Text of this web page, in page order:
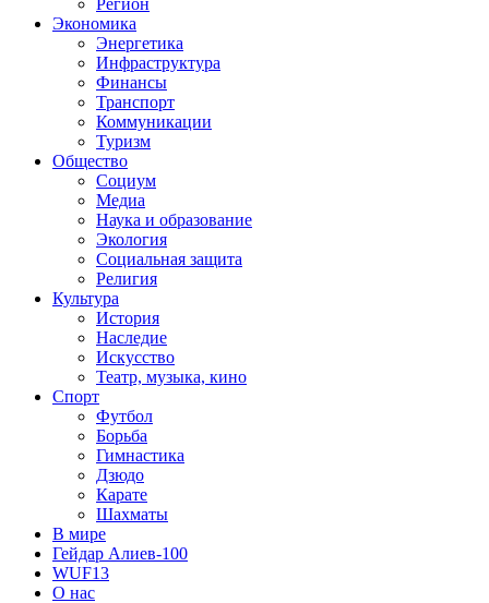
Регион
Экономика
Энергетика
Инфраструктура
Финансы
Транспорт
Коммуникации
Туризм
Общество
Социум
Медиа
Наука и образование
Экология
Социальная защита
Религия
Культура
История
Наследие
Искусство
Театр, музыка, кино
Спорт
Футбол
Борьба
Гимнастика
Дзюдо
Карате
Шахматы
В мире
Гейдар Алиев-100
WUF13
О нас